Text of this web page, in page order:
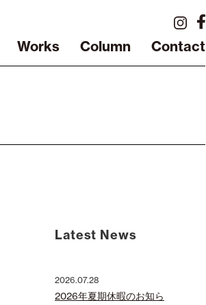
Works Column Contact
Latest News
2026.07.28
2026年夏期休暇のお知ら